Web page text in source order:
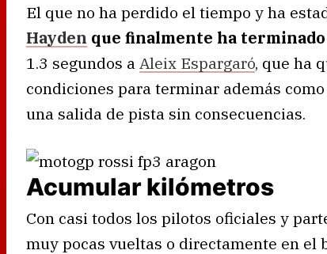
El que no ha perdido el tiempo y ha
Hayden que finalmente ha
1.3 segundos a Aleix Espargaró, que ha
condiciones para terminar además
una salida de pista sin consecuencias.
Acumular kilómetros
Con casi todos los pilotos oficiales y
muy pocas vueltas o directamente en el